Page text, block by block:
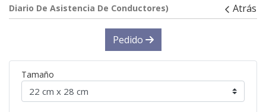
Diario De Asistencia De Conductores)
Atrás
Pedido
Tamaño